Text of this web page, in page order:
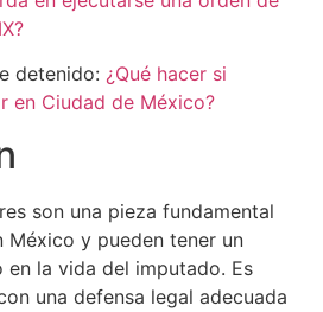
detenido: ¿Qué hacer si
en Ciudad de México?
son una pieza fundamental
México y pueden tener un
la vida del imputado. Es
una defensa legal adecuada